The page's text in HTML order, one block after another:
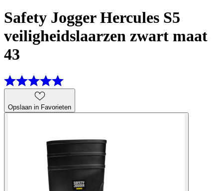
Safety Jogger Hercules S5
veiligheidslaarzen zwart maat
43
Opslaan in Favorieten